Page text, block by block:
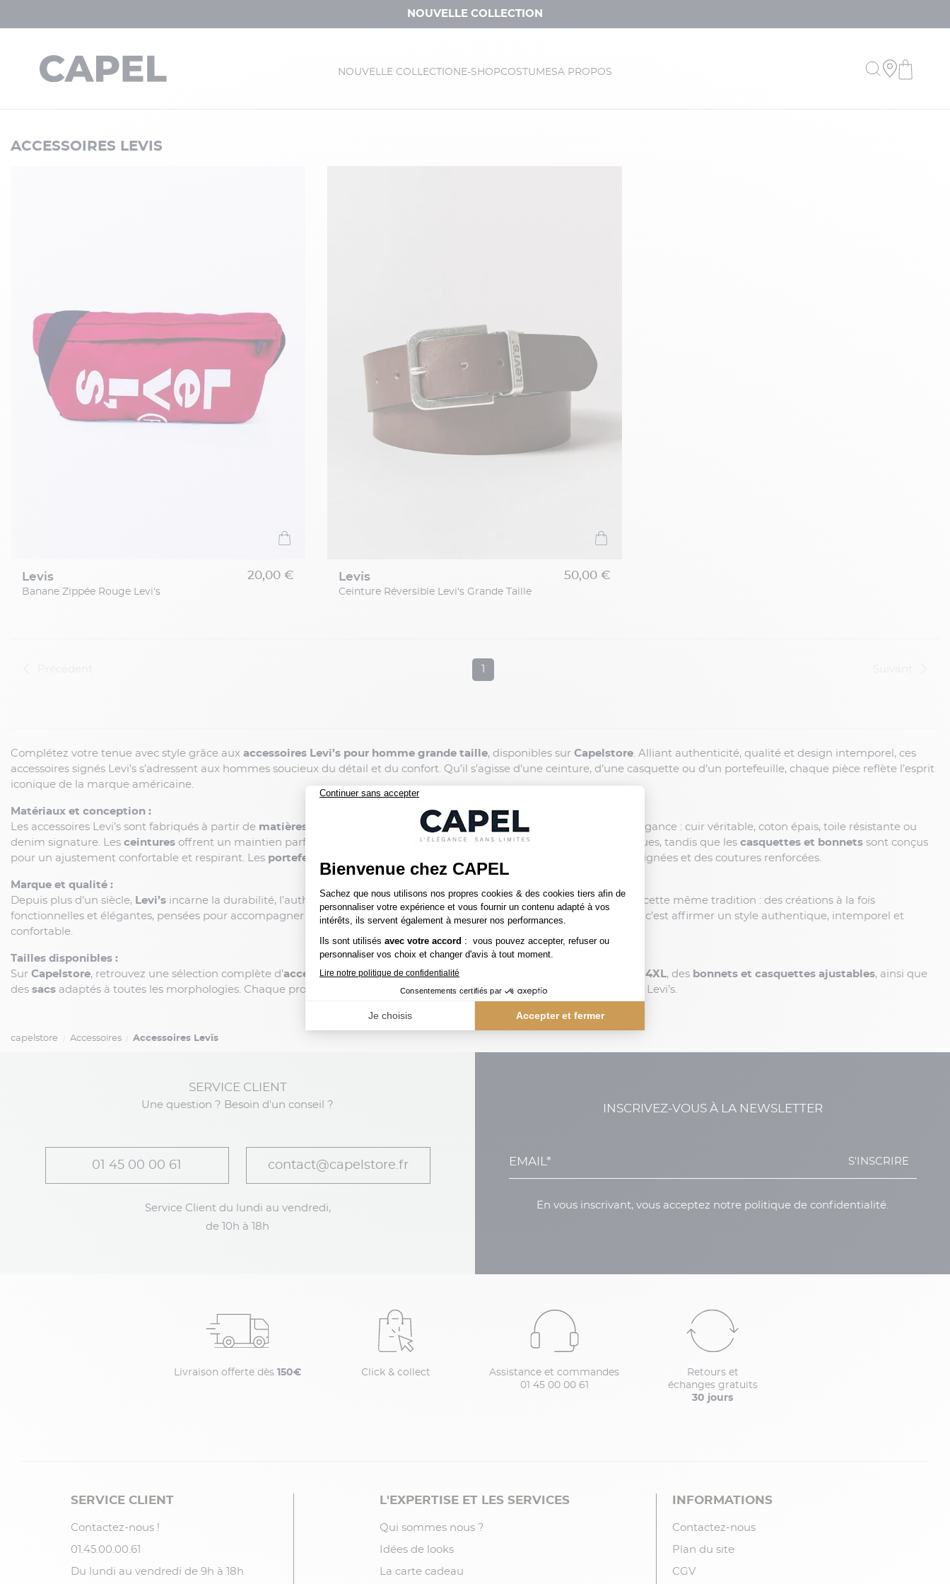
NOUVELLE COLLECTION
NOUVELLE COLLECTION E-SHOPCOSTUMESA PROPOS
ACCESSOIRES LEVIS
levis
Banane Zippée Rouge Levi's
20,00 € levis
Ceinture Réversible Levi's Grande Taille
50,00 €
1
Complétez votre tenue avec style grâce aux accessoires Levi’s pour homme grande taille, disponibles sur Capelstore. Alliant authenticité, qualité et design intemporel, ces
accessoires signés Levi’s s’adressent aux hommes soucieux du détail et du confort. Qu’il s’agisse d’une ceinture, d’une casquette ou d’un portefeuille, chaque pièce reflète l’esprit
iconique de la marque américaine.
Matériaux et conception :
Les accessoires Levi’s sont fabriqués à partir de matières robustes et durables, sélectionnées pour leur qualité et leur élégance : cuir véritable, coton épais, toile résistante ou
denim signature. Les ceintures offrent un maintien parfait et des boucles métalliques solides adaptées aux tailles étendues, tandis que les casquettes et bonnets sont conçus
pour un ajustement confortable et respirant. Les portefeuilles et sacs allient praticité et esthétique, avec des finitions soignées et des coutures renforcées.
Marque et qualité :
Depuis plus d’un siècle, Levi’s incarne la durabilité, l’authenticité et le style décontracté. Ses accessoires s’inscrivent dans cette même tradition : des créations à la fois
fonctionnelles et élégantes, pensées pour accompagner le quotidien des hommes modernes. Porter un accessoire Levi’s, c’est affirmer un style authentique, intemporel et
confortable.
Tailles disponibles :
Sur Capelstore, retrouvez une sélection complète d’accessoires Levi’s grande taille, avec des ceintures allant jusqu’au 4XL, des bonnets et casquettes ajustables, ainsi que
des sacs adaptés à toutes les morphologies. Chaque produit allie confort, qualité et identité forte pour parfaire votre look Levi’s.
capelstore Accessoires Accessoires Levis
SERVICE CLIENT
Une question ? Besoin d'un conseil ?
01 45 00 00 61 contact@capelstore.fr
Service Client du lundi au vendredi,
de 10h à 18h
INSCRIVEZ-VOUS À LA NEWSLETTER
S'INSCRIRE
En vous inscrivant, vous acceptez notre politique de confidentialité.
Livraison offerte dès 150€ Click & collect
Assistance et commandes
01 45 00 00 61
Retours et
échanges gratuits
30 jours
SERVICE CLIENT
Contactez-nous !
01.45.00.00.61
Du lundi au vendredi de 9h à 18h
L'EXPERTISE ET LES SERVICES
Qui sommes nous ?
Idées de looks
La carte cadeau
INFORMATIONS
Contactez-nous
Plan du site
CGV